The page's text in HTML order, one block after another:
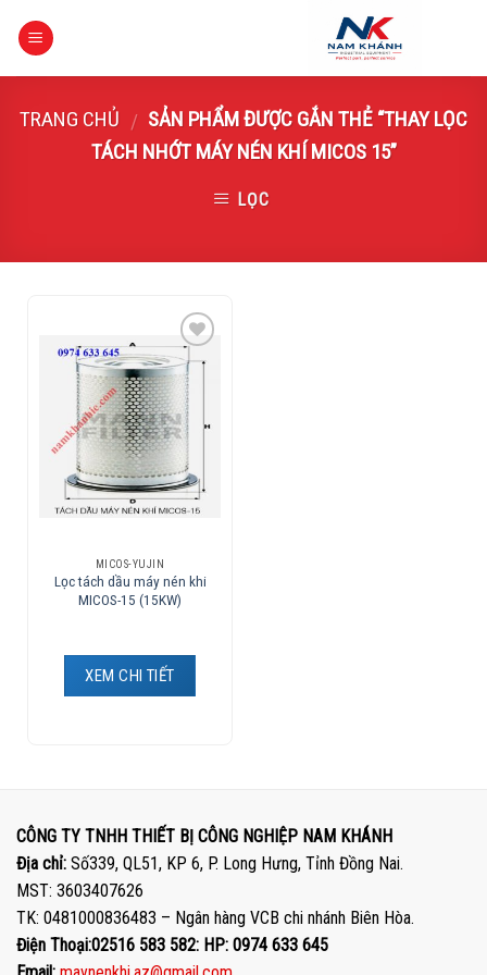
TRANG CHỦ / SẢN PHẨM ĐƯỢC GẮN THẺ “THAY LỌC
TÁCH NHỚT MÁY NÉN KHÍ MICOS 15”
LỌC
Add to
Wishlist
MICOS-YUJIN
Lọc tách dầu máy nén khi
MICOS-15 (15KW)
XEM CHI TIẾT
CÔNG TY TNHH THIẾT BỊ CÔNG NGHIỆP NAM KHÁNH
Địa chỉ: Số339, QL51, KP 6, P. Long Hưng, Tỉnh Đồng Nai.
MST: 3603407626
TK: 0481000836483 – Ngân hàng VCB chi nhánh Biên Hòa.
Điện Thoại:02516 583 582: HP: 0974 633 645